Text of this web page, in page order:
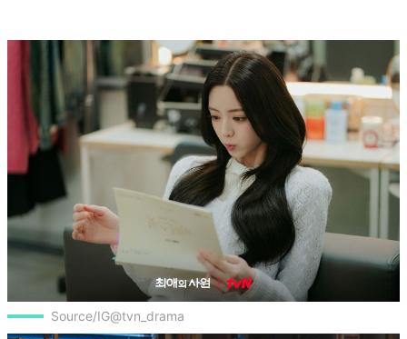
Source/IG@tvn_drama